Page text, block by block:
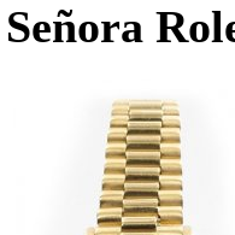
Señora